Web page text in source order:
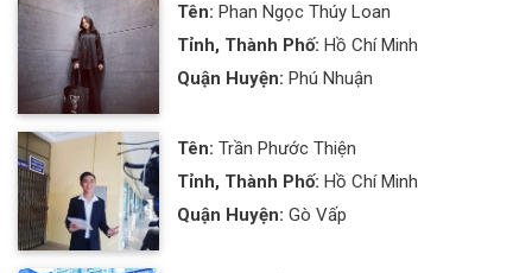
Tên: Phan Ngọc Thúy Loan
Tỉnh, Thành Phố: Hồ Chí Minh
Quận Huyện: Phú Nhuận
Tên: Trần Phước Thiện
Tỉnh, Thành Phố: Hồ Chí Minh
Quận Huyện: Gò Vấp